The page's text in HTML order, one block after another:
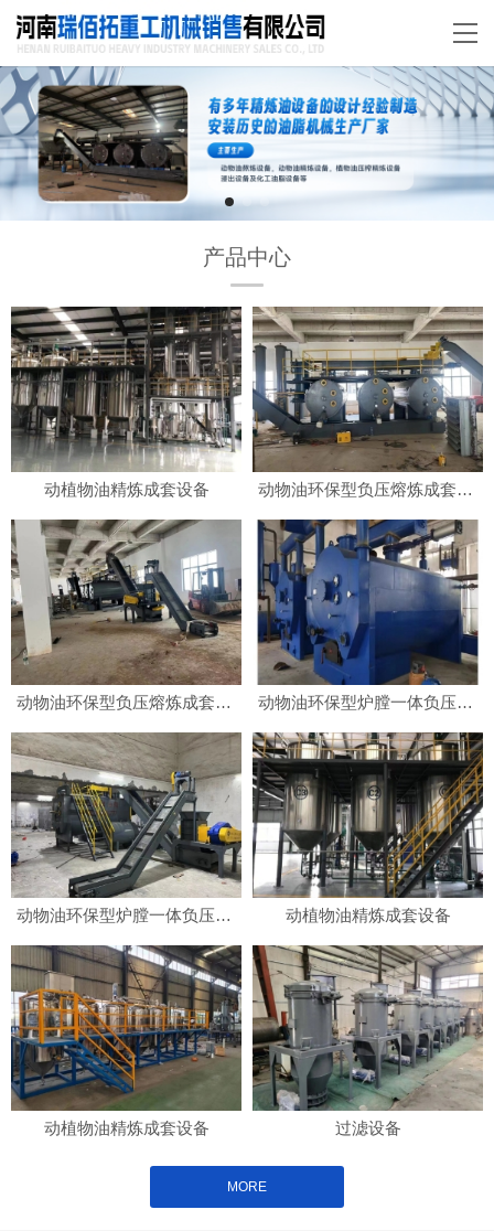
产品中心
动植物油精炼成套设备 动物油环保型负压熔炼成套设备
动物油环保型负压熔炼成套设备 动物油环保型炉膛一体负压熔炼成套设备
动物油环保型炉膛一体负压熔炼成套设备 动植物油精炼成套设备
动植物油精炼成套设备 过滤设备
MORE